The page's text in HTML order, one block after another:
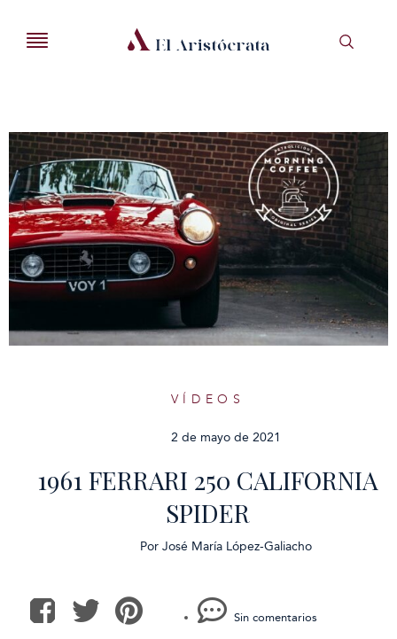
VÍDEOS
2 de mayo de 2021
1961 FERRARI 250 CALIFORNIA
SPIDER
Por José María López-Galiacho
Sin comentarios